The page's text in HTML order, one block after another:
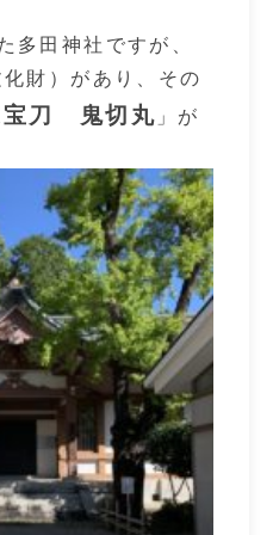
多田神社ですが、
財）があり、その
宝刀 鬼切丸 」が